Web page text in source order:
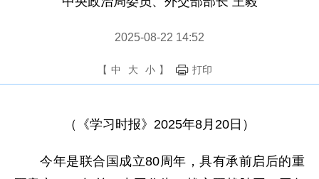
2025-08-22 14:52
【 中 大 小 】 打印
（《学习时报》2025年8月20日）
今年是联合国成立80周年，具有承前启后的重